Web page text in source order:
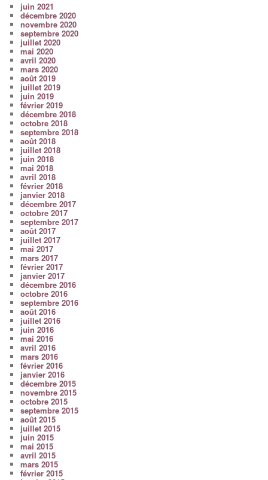
juin 2021
décembre 2020
novembre 2020
septembre 2020
juillet 2020
mai 2020
avril 2020
mars 2020
août 2019
juillet 2019
juin 2019
février 2019
décembre 2018
octobre 2018
septembre 2018
août 2018
juillet 2018
juin 2018
mai 2018
avril 2018
février 2018
janvier 2018
décembre 2017
octobre 2017
septembre 2017
août 2017
juillet 2017
mai 2017
mars 2017
février 2017
janvier 2017
décembre 2016
octobre 2016
septembre 2016
août 2016
juillet 2016
juin 2016
mai 2016
avril 2016
mars 2016
février 2016
janvier 2016
décembre 2015
novembre 2015
octobre 2015
septembre 2015
août 2015
juillet 2015
juin 2015
mai 2015
avril 2015
mars 2015
février 2015